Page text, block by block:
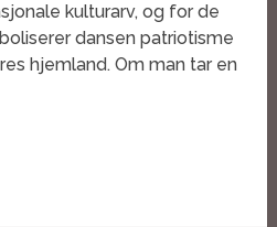
kulturarv, og for de
dansen patriotisme
hjemland. Om man tar en